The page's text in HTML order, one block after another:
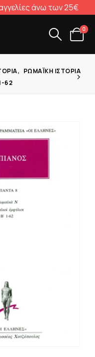
άνω των 25€
0
, ΡΩΜΑΪΚΉ ΙΣΤΟΡΊΑ
62